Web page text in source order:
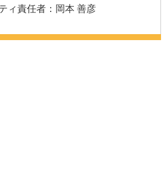
ィ責任者：岡本 善彦